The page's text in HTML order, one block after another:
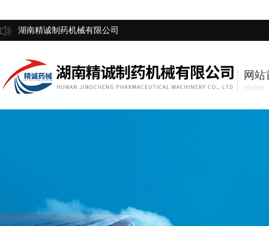
湖南精诚制药机械有限公司
网站
Home